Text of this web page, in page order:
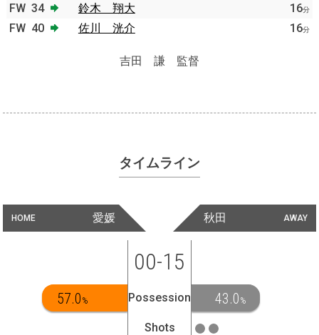
FW 34 鈴木 翔大 16分
FW 40 佐川 洸介 16分
吉田 謙 監督
タイムライン
HOME 愛媛 AWAY
秋田
00-15
57.0 % Possession 43.0 %
Shots